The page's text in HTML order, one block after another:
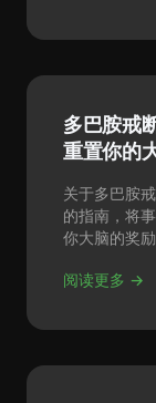
多巴胺戒
重置你的
关于多巴胺
的指南，将
你大脑的奖励
阅读更多 →